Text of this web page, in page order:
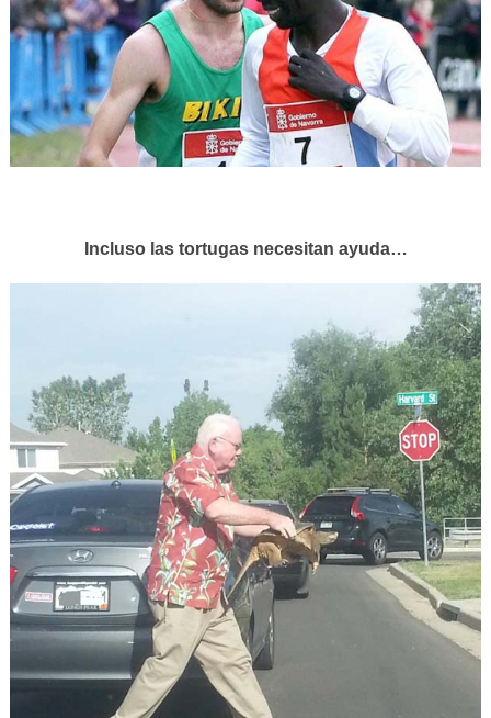
Incluso las tortugas necesitan ayuda…